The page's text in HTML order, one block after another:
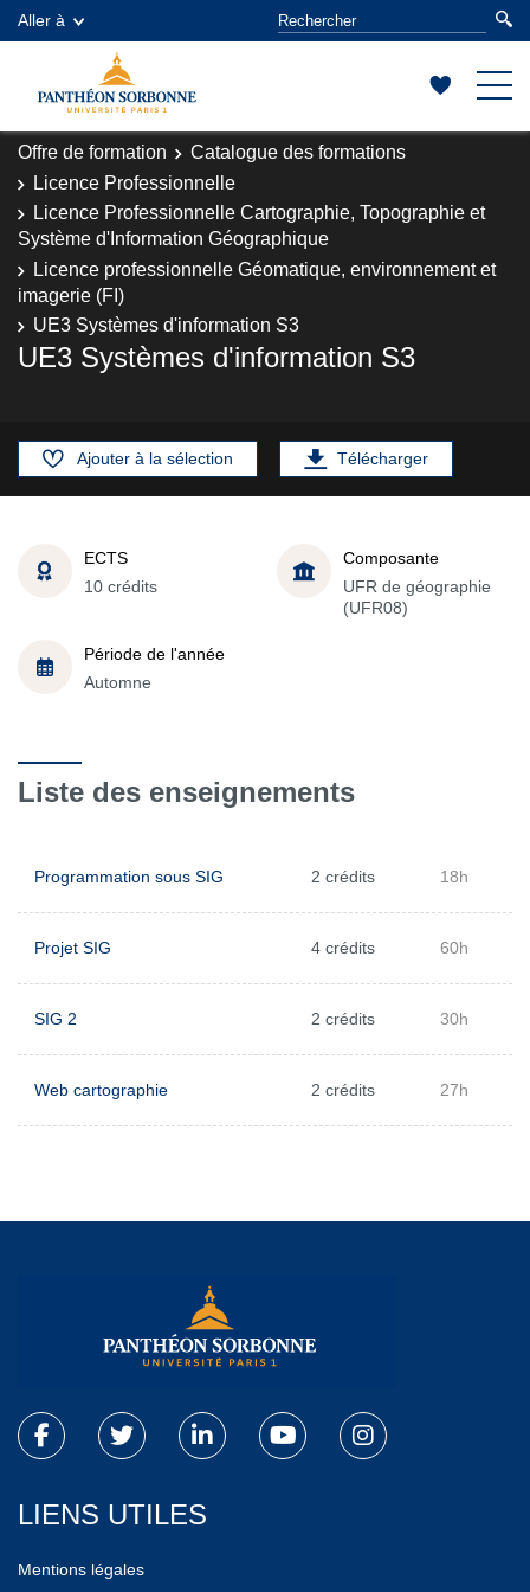
Aller à
Offre de formation
Catalogue des formations
Licence Professionnelle
Licence Professionnelle Cartographie, Topographie et
Système d'Information Géographique
Licence professionnelle Géomatique, environnement et
imagerie (FI)
UE3 Systèmes d'information S3
UE3 Systèmes d'information S3
Ajouter à la sélection Télécharger
ECTS
10 crédits
Composante
UFR de géographie
(UFR08)
Période de l'année
Automne
Liste des enseignements
Programmation sous SIG 2 crédits 18h
Projet SIG 4 crédits 60h
SIG 2 2 crédits 30h
Web cartographie 2 crédits 27h
LIENS UTILES
Mentions légales